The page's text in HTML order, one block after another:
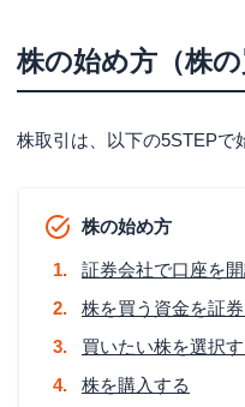
株主優待狙いの場合
株を買うタイミン
株価が割安になった
株価が急騰したとき
株を売るタイミン
あらかじめ利益目標
決算期を過ぎたら売
損失の許容範囲を決
株の始め方（株の
株取引は、以下の5STEPで
株の始め方
証券会社で口座を
株を買う資金を証
買いたい株を選択
株を購入する